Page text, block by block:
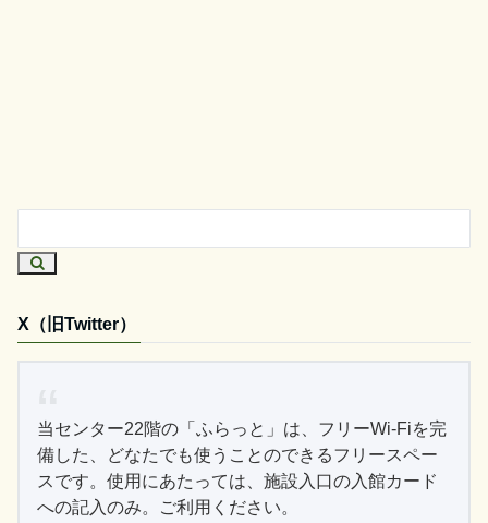
X（旧Twitter）
当センター22階の「ふらっと」は、フリーWi-Fiを完
備した、どなたでも使うことのできるフリースペー
スです。使用にあたっては、施設入口の入館カード
への記入のみ。ご利用ください。